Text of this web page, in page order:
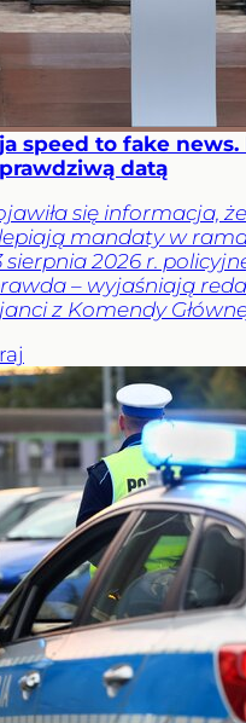
speed to fake news.
datą
się informacja,
mandaty w
2026 r.
– wyjaśniają
z Komendy